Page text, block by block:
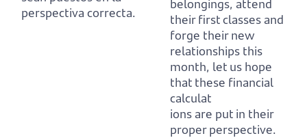
perspectiva correcta.
belongings, attend
their first classes and
forge their new
relationships this
month, let us hope
that these financial
calculat
ions are put in their
proper perspective.